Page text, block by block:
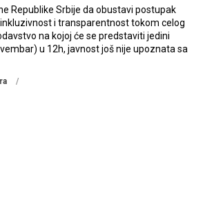
Republike Srbije da obustavi postupak
i transparentnost tokom celog
na kojoj će se predstaviti jedini
u 12h, javnost još nije upoznata sa